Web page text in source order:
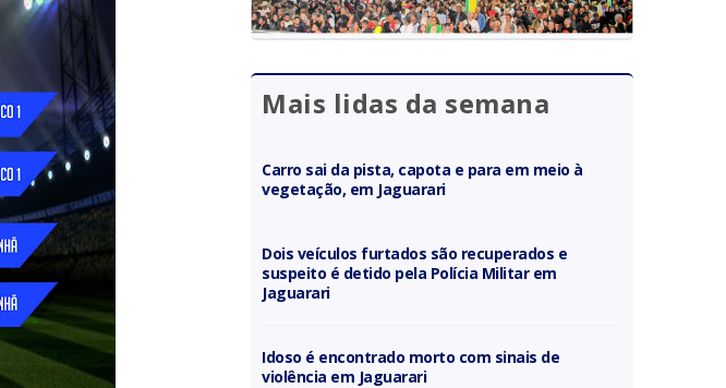
Mais lidas da semana
Carro sai da pista, capota e para em meio à
vegetação, em Jaguarari
Dois veículos furtados são recuperados e
suspeito é detido pela Polícia Militar em
Jaguarari
Idoso é encontrado morto com sinais de
violência em Jaguarari